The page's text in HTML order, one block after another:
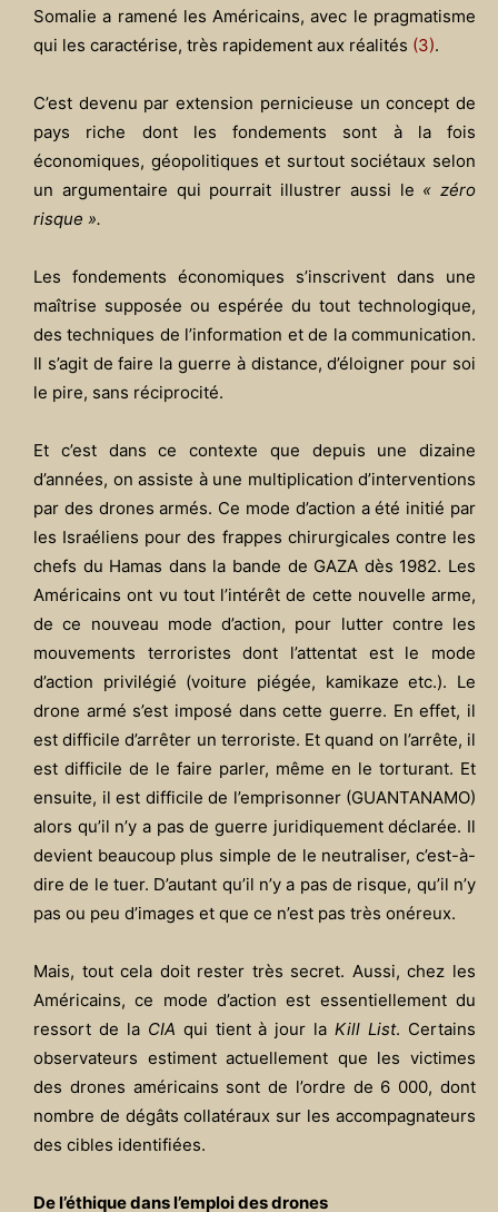
Somalie a ramené les Américains, avec le pragmatisme
qui les caractérise, très rapidement aux réalités (3).
C’est devenu par extension pernicieuse un concept de
pays riche dont les fondements sont à la fois
économiques, géopolitiques et surtout sociétaux selon
un argumentaire qui pourrait illustrer aussi le « zéro
risque ».
Les fondements économiques s’inscrivent dans une
maîtrise supposée ou espérée du tout technologique,
des techniques de l’information et de la communication.
Il s’agit de faire la guerre à distance, d’éloigner pour soi
le pire, sans réciprocité.
Et c’est dans ce contexte que depuis une dizaine
d’années, on assiste à une multiplication d’interventions
par des drones armés. Ce mode d’action a été initié par
les Israéliens pour des frappes chirurgicales contre les
chefs du Hamas dans la bande de GAZA dès 1982. Les
Américains ont vu tout l’intérêt de cette nouvelle arme,
de ce nouveau mode d’action, pour lutter contre les
mouvements terroristes dont l’attentat est le mode
d’action privilégié (voiture piégée, kamikaze etc.). Le
drone armé s’est imposé dans cette guerre. En effet, il
est difficile d’arrêter un terroriste. Et quand on l’arrête, il
est difficile de le faire parler, même en le torturant. Et
ensuite, il est difficile de l’emprisonner (GUANTANAMO)
alors qu’il n’y a pas de guerre juridiquement déclarée. Il
devient beaucoup plus simple de le neutraliser, c’est-à-
dire de le tuer. D’autant qu’il n’y a pas de risque, qu’il n’y
pas ou peu d’images et que ce n’est pas très onéreux.
Mais, tout cela doit rester très secret. Aussi, chez les
Américains, ce mode d’action est essentiellement du
ressort de la CIA qui tient à jour laKill List. Certains
observateurs estiment actuellement que les victimes
des drones américains sont de l’ordre de 6 000, dont
nombre de dégâts collatéraux sur les accompagnateurs
des cibles identifiées.
De l’éthique dans l’emploi des drones